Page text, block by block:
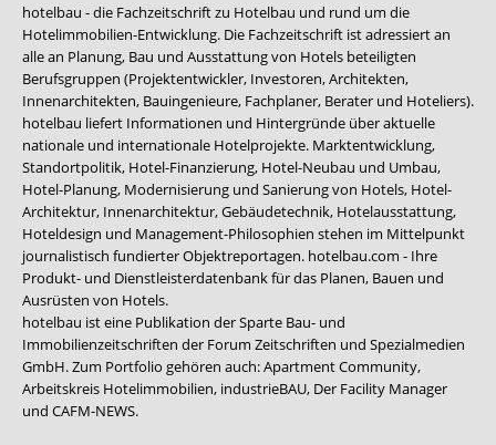
hotelbau - die Fachzeitschrift zu Hotelbau und rund um die
Hotelimmobilien-Entwicklung. Die Fachzeitschrift ist adressiert an
alle an Planung, Bau und Ausstattung von Hotels beteiligten
Berufsgruppen (Projektentwickler, Investoren, Architekten,
Innenarchitekten, Bauingenieure, Fachplaner, Berater und Hoteliers).
hotelbau liefert Informationen und Hintergründe über aktuelle
nationale und internationale Hotelprojekte. Marktentwicklung,
Standortpolitik, Hotel-Finanzierung, Hotel-Neubau und Umbau,
Hotel-Planung, Modernisierung und Sanierung von Hotels, Hotel-
Architektur, Innenarchitektur, Gebäudetechnik, Hotelausstattung,
Hoteldesign und Management-Philosophien stehen im Mittelpunkt
journalistisch fundierter Objektreportagen. hotelbau.com - Ihre
Produkt- und Dienstleisterdatenbank für das Planen, Bauen und
Ausrüsten von Hotels.
hotelbau ist eine Publikation der Sparte Bau- und
Immobilienzeitschriften der Forum Zeitschriften und Spezialmedien
GmbH. Zum Portfolio gehören auch:Apartment Community,
Arbeitskreis Hotelimmobilien, industrieBAU, Der Facility Manager
und CAFM-NEWS.